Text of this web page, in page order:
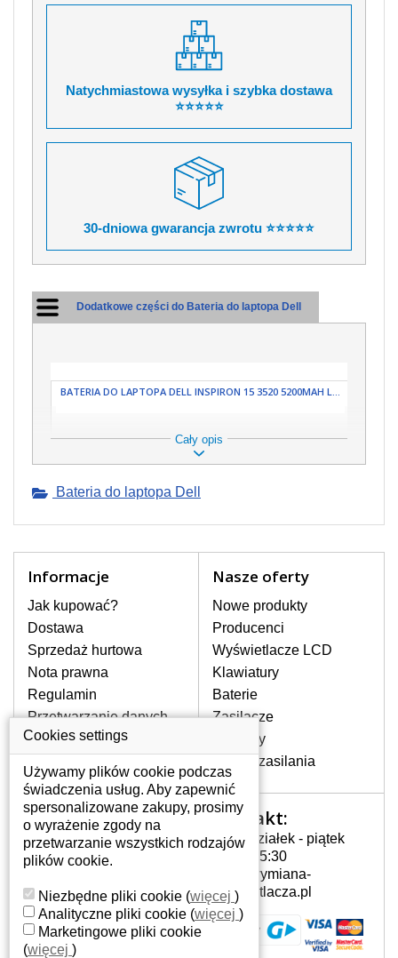
Natychmiastowa wysyłka i szybka dostawa
⭐⭐⭐⭐⭐
30-dniowa gwarancja zwrotu ⭐⭐⭐⭐⭐
Dodatkowe części do Bateria do laptopa Dell
BATERIA DO LAPTOPA DELL INSPIRON 15 3520 5200MAH L...
W magazynie, natychmiast do wysyłki
197 złz VAT
DO KOSZYKA Dowiedz się więcej
BATERIA DO LAPTOPA DELL INSPIRON 1564 5200MAH LI-I...
Cały opis
Bateria do laptopa Dell
Informacje
Jak kupować?
Dostawa
Sprzedaż hurtowa
Nota prawna
Regulamin
Przetwarzanie danych
osobowych
Gdzie nas znajdziesz
Nasze oferty
Nowe produkty
Producenci
Wyświetlacze LCD
Klawiatury
Baterie
Zasilacze
Zawiasy
Złącza zasilania
Twoje konto
Twoje konto
Dane osobowe
Adresy
Historia zamówień
Kontakt:
Poniedziałek - piątek
7:00 - 15:30
info@wymiana-
wyswietlacza.pl
Cookies settings
Używamy plików cookie podczas
świadczenia usług. Aby zapewnić
spersonalizowane zakupy, prosimy
o wyrażenie zgody na
przetwarzanie wszystkich rodzajów
plików cookie.
Niezbędne pliki cookie (więcej )
Analityczne pliki cookie (więcej )
Marketingowe pliki cookie
(więcej )